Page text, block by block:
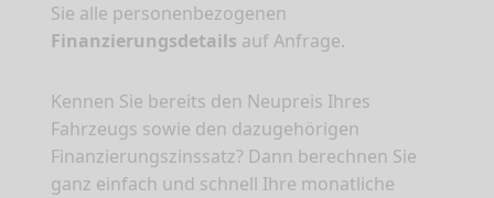
Sie alle personenbezogenen
Finanzierungsdetails auf Anfrage.
Kennen Sie bereits den Neupreis Ihres
Fahrzeugs sowie den dazugehörigen
Finanzierungszinssatz? Dann berechnen Sie
ganz einfach und schnell Ihre monatliche